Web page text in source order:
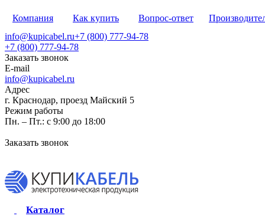
Компания Как купить Вопрос-ответ
info@kupicabel.ru+7 (800) 777-94-78
+7 (800) 777-94-78
Заказать звонок
E-mail
info@kupicabel.ru
Адрес
г. Краснодар, проезд Майский 5
Режим работы
Пн. – Пт.: с 9:00 до 18:00
Заказать звонок
Каталог